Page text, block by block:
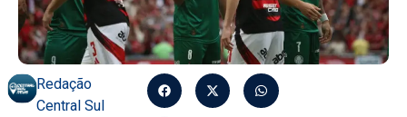
Redação
Central Sul